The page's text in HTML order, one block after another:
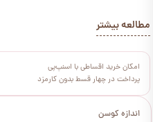
اندازه کوسن
مطالعه بیشتر
امکان خرید اقساطی با اسنپ‌پی
پرداخت در چهار قسط بدون کارمزد